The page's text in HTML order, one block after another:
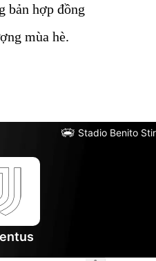
bản hợp đồng
mùa hè.
Stadio Benito